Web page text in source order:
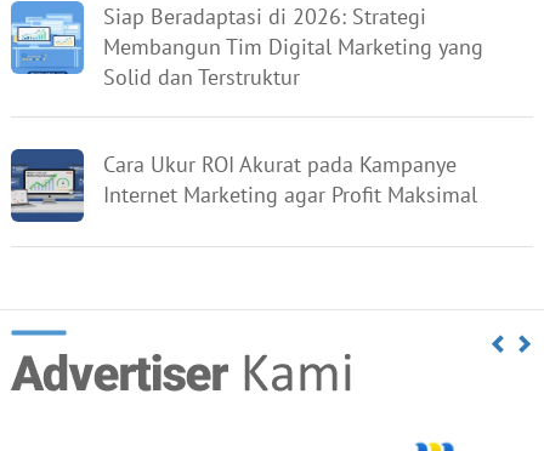
Siap Beradaptasi di 2026: Strategi
Membangun Tim Digital Marketing yang
Solid dan Terstruktur
Cara Ukur ROI Akurat pada Kampanye
Internet Marketing agar Profit Maksimal